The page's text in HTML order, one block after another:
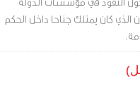
كان يمتلك جناحا داخل الحكم